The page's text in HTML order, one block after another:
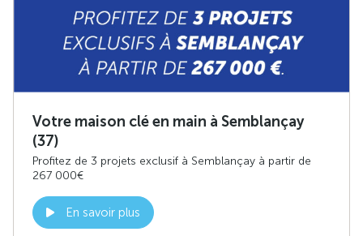
Votre maison clé en main à Semblançay
(37)
Profitez de 3 projets exclusif à Semblançay à partir de
267 000€
En savoir plus